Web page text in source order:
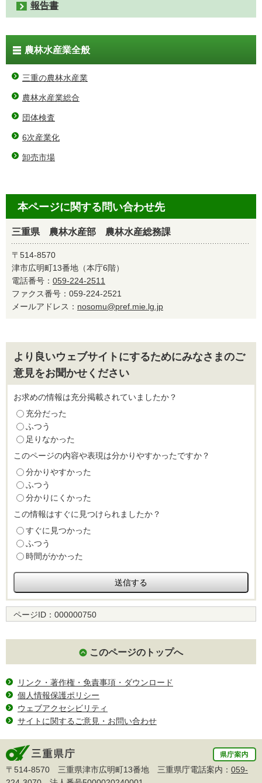
報告書
農林水産業全般
三重の農林水産業
農林水産業総合
団体検査
6次産業化
卸売市場
本ページに関する問い合わせ先
三重県 農林水産部 農林水産総務課
〒514-8570
津市広明町13番地（本庁6階）
電話番号： 059-224-2511
ファクス番号：059-224-2521
メールアドレス： nosomu@pref.mie.lg.jp
より良いウェブサイトにするためにみなさまのご
意見をお聞かせください
お求めの情報は充分掲載されていましたか？
充分だった
ふつう
足りなかった
このページの内容や表現は分かりやすかったですか？
分かりやすかった
ふつう
分かりにくかった
この情報はすぐに見つけられましたか？
すぐに見つかった
ふつう
時間がかかった
ページID： 000000750
このページのトップへ
リンク・著作権・免責事項・ダウンロード
個人情報保護ポリシー
ウェブアクセシビリティ
サイトに関するご意見・お問い合わせ
〒514-8570 三重県津市広明町13番地 三重県庁電話案内： 059-